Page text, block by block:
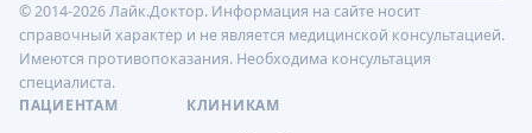
© 2014-2026 Лайк.Доктор. Информация на сайте носит
справочный характер и не является медицинской консультацией.
Имеются противопоказания. Необходима консультация
специалиста.
ПАЦИЕНТАМ
КЛИНИКАМ